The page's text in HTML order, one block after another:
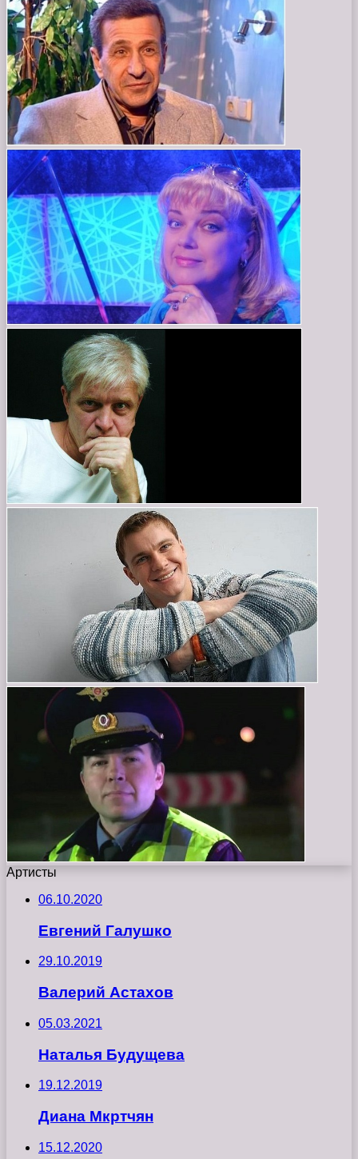
Артисты
06.10.2020
Евгений Галушко
29.10.2019
Валерий Астахов
05.03.2021
Наталья Будущева
19.12.2019
Диана Мкртчян
15.12.2020